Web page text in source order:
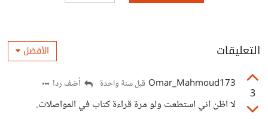
التعليقات الأفضل
3
Omar_Mahmoud173 قبل سنة واحدة أضف ردا
لا اظن اني استطعت ولو مرة قراءة كتاب في المواصلات.